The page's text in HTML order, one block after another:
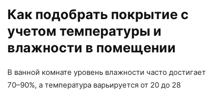
Как подобрать покрытие с
учетом температуры и
влажности в помещении
В ванной комнате уровень влажности часто достигает
70–90%, а температура варьируется от 20 до 28